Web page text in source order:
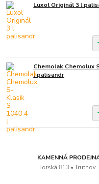
Luxol Originál 3 l
Chemolak Chemolux
l palisandr
KAMENNÁ
Horská 813 • Trutnov